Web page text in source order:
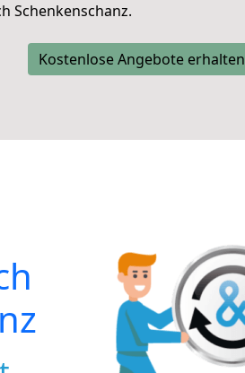
Schenkenschanz.
Kostenlose Angebote erhalten